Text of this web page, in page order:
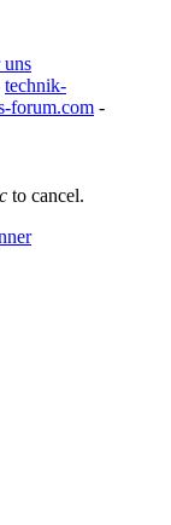
technik-
forum.com -
to cancel.